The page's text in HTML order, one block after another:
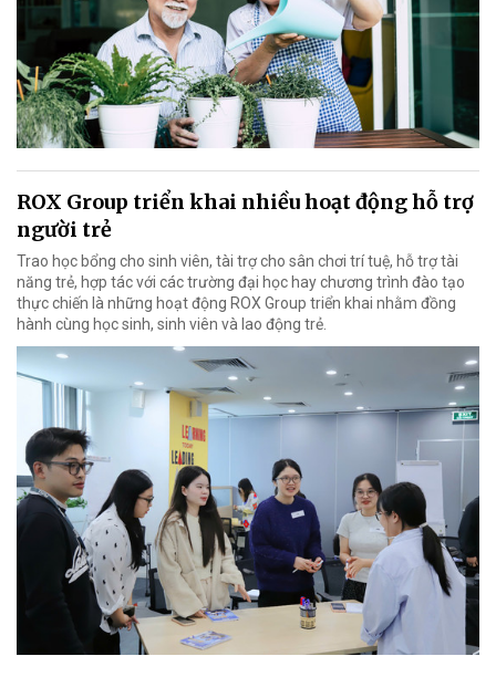
ROX Group triển khai nhiều hoạt động hỗ trợ
người trẻ
Trao học bổng cho sinh viên, tài trợ cho sân chơi trí tuệ, hỗ trợ tài
năng trẻ, hợp tác với các trường đại học hay chương trình đào tạo
thực chiến là những hoạt động ROX Group triển khai nhằm đồng
hành cùng học sinh, sinh viên và lao động trẻ.